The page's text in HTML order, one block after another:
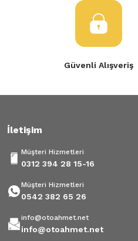
Güvenli Alışveriş
İletişim
Müşteri Hizmetleri
0312 394 28 15-16
Müşteri Hizmetleri
0542 382 65 26
info@otoahmet.net
info@otoahmet.net